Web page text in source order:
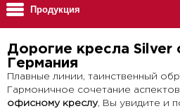
Продукция
Дорогие кресла Silver
Германия
Плавные линии, таинственный
Гармоничное сочетание
офисному креслу, Вы увидите и